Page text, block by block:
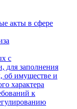
акты в сфере
с
для заполнения
об имуществе и
характера
к